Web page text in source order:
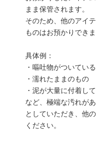
まま保管されます。
そのため、他のアイ
ものはお預かりできま
具体例：
・嘔吐物がついている
・濡れたままのもの
・泥が大量に付着し
など、極端な汚れが
としていただき、他
ください。